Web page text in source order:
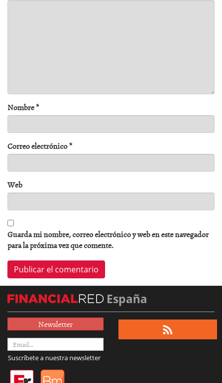
Nombre*
Correo electrónico*
Web
Guarda mi nombre, correo electrónico y web en este navegador
para la próxima vez que comente.
España
Newsletter
Suscríbete a nuestra newsletter